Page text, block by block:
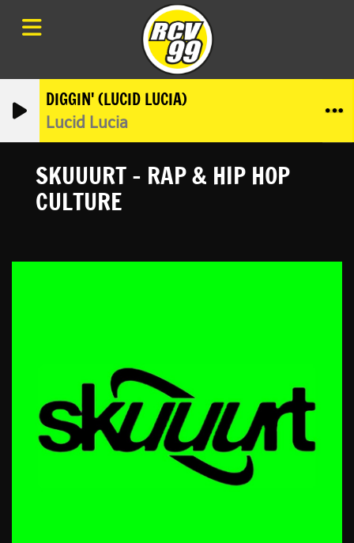
DIGGIN' (LUCID LUCIA)
Lucid Lucia
SKUUURT - RAP & HIP HOP
CULTURE